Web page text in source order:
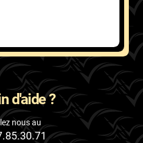
d'aide ?
nous au